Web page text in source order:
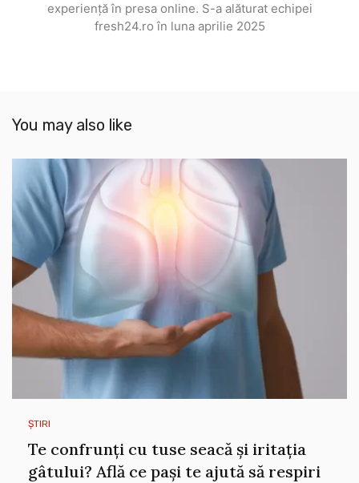
experiență în presa online. S-a alăturat echipei
fresh24.ro în luna aprilie 2025
You may also like
ȘTIRI
Te confrunți cu tuse seacă și iritația
gâtului? Află ce pași te ajută să respiri